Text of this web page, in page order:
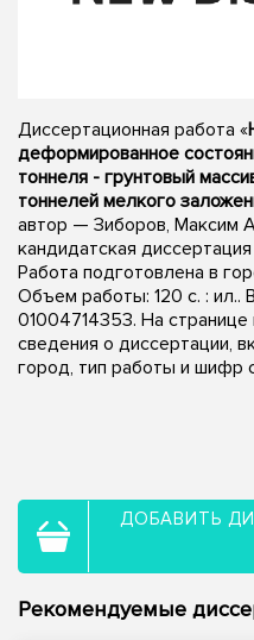
Диссертационная работа «
деформированное
тоннеля - грунтовый
тоннелей мелкого
автор — Зиборов, Максим
кандидатская
Работа подготовлена в
Объем работы: 120 с. : ил..
01004714353. На
сведения о диссертации,
город, тип работы и шифр
ДОБАВИТЬ
Рекомендуемые